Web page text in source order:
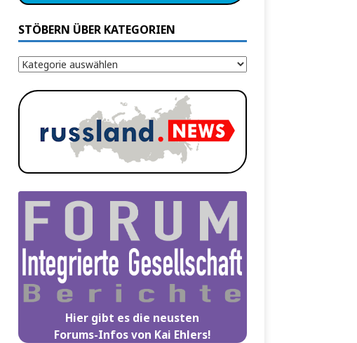
STÖBERN ÜBER KATEGORIEN
Hier gibt es die neusten
Forums-Infos von Kai Ehlers!